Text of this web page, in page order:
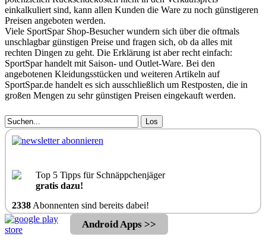
einkalkuliert sind, kann allen Kunden die Ware zu noch günstigeren
Preisen angeboten werden.
Viele SportSpar Shop-Besucher wundern sich über die oftmals
unschlagbar günstigen Preise und fragen sich, ob da alles mit
rechten Dingen zu geht. Die Erklärung ist aber recht einfach:
SportSpar handelt mit Saison- und Outlet-Ware. Bei den
angebotenen Kleidungsstücken und weiteren Artikeln auf
SportSpar.de handelt es sich ausschließlich um Restposten, die in
großen Mengen zu sehr günstigen Preisen eingekauft werden.
Los
Top 5 Tipps für Schnäppchenjäger
gratis dazu!
2338 Abonnenten sind bereits dabei!
Android Apps >>